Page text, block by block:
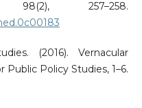
98(2), 257–258.
(2016). Vernacular
Public Policy Studies, 1–6.